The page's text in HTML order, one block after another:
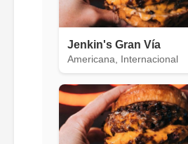
Jenkin's Gran Vía
Americana, Internacional